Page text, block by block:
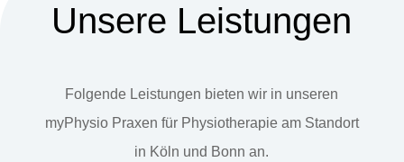
Unsere Leistungen
Folgende Leistungen bieten wir in unseren
myPhysio Praxen für Physiotherapie am Standort
in Köln und Bonn an.